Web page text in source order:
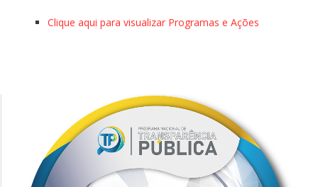
Clique aqui para visualizar Programas e Ações